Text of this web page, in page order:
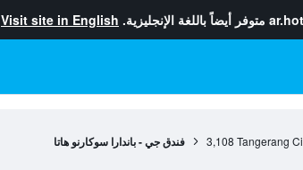
متوفر أيضاً باللغة الإنجليزية. Visit site in English
Tangerang
3,108 فندق جي - باندارا سوكارنو هاتا